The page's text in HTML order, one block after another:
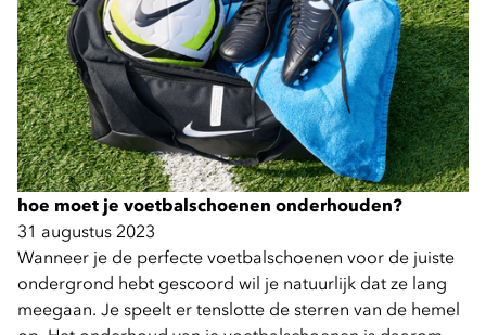
hoe moet je voetbalschoenen onderhouden?
31 augustus 2023
Wanneer je de perfecte voetbalschoenen voor de juiste
ondergrond hebt gescoord wil je natuurlijk dat ze lang
meegaan. Je speelt er tenslotte de sterren van de hemel